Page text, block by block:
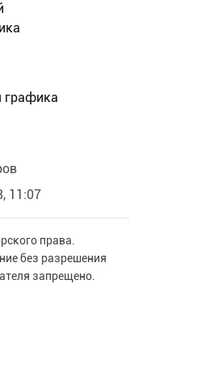
графика
11:07
права.
без разрешения
запрещено.